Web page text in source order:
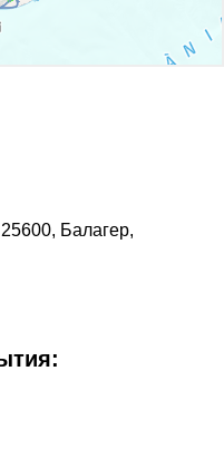
Балагер,